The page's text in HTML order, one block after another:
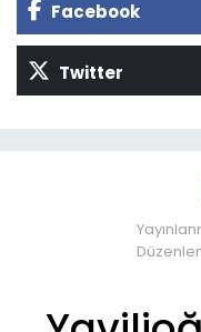
Facebook
Twitter